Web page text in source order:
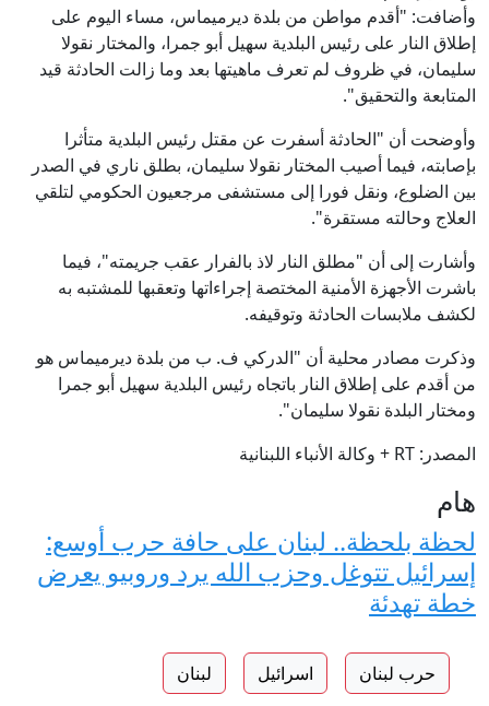
وأضافت: "أقدم مواطن من بلدة ديرميماس، مساء اليوم على
إطلاق النار على رئيس البلدية سهيل أبو جمرا، والمختار نقولا
سليمان، في ظروف لم تعرف ماهيتها بعد وما زالت الحادثة قيد
المتابعة والتحقيق".
وأوضحت أن "الحادثة أسفرت عن مقتل رئيس البلدية متأثرا
بإصابته، فيما أصيب المختار نقولا سليمان، بطلق ناري في الصدر
بين الضلوع، ونقل فورا إلى مستشفى مرجعيون الحكومي لتلقي
العلاج وحالته مستقرة".
وأشارت إلى أن "مطلق النار لاذ بالفرار عقب جريمته"، فيما
باشرت الأجهزة الأمنية المختصة إجراءاتها وتعقبها للمشتبه به
لكشف ملابسات الحادثة وتوقيفه.
وذكرت مصادر محلية أن "الدركي ف. ب من بلدة ديرميماس هو
من أقدم على إطلاق النار باتجاه رئيس البلدية سهيل أبو جمرا
ومختار البلدة نقولا سليمان".
المصدر: RT + وكالة الأنباء اللبنانية
هام
لحظة بلحظة.. لبنان على حافة حرب أوسع:
إسرائيل تتوغل وحزب الله يرد وروبيو يعرض
خطة تهدئة
حرب لبنان اسرائيل لبنان